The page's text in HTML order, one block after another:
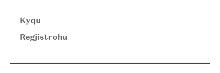
Kyqu
Regjistrohu